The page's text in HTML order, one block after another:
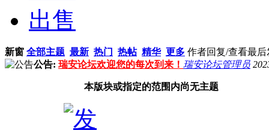
出售
新窗 全部主题 最新 热门 热帖 精华 更多 作者回复/查看最后
公告: 瑞安论坛欢迎您的每次到来！ 瑞安论坛管理员
本版块或指定的范围内尚无主题